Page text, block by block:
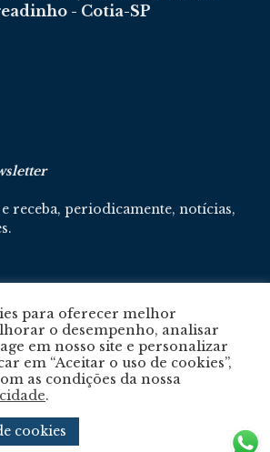
- Cotia-SP
e receba, periodicamente, notícias,
Política De Privacidade
Todos os Direitos Reservados. Desenvolvido com
para oferecer melhor
o desempenho, analisar
em nosso site e personalizar
em “Aceitar o uso de cookies”,
as condições da nossa
.
cookies